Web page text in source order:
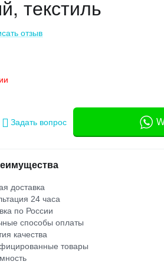
текстиль
отзыв
Задать вопрос
доставка
24 часа
по России
способы оплаты
качества
товары